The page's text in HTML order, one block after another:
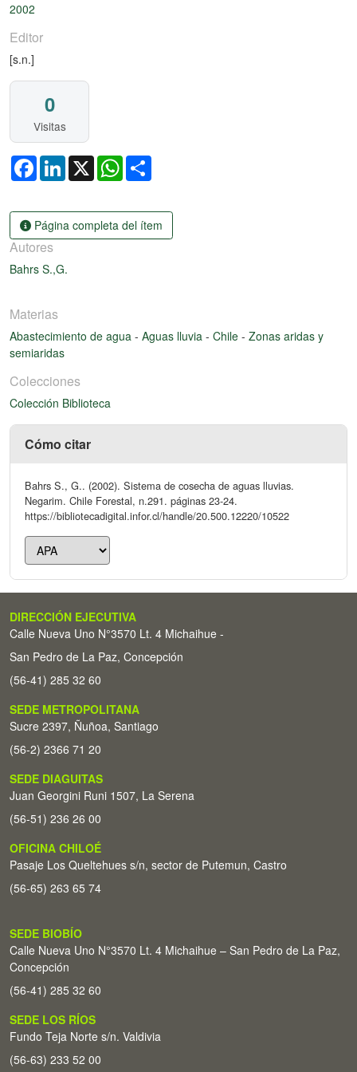
2002
Editor
[s.n.]
0
Visitas
FacebookLinkedIn
X WhatsApp
Página completa del ítem
Autores
Bahrs S.,G.
Materias
Abastecimiento de agua - Aguas lluvia - Chile - Zonas aridas y
semiaridas
Colecciones
Colección Biblioteca
Cómo citar
Bahrs S., G.. (2002). Sistema de cosecha de aguas lluvias.
Negarim. Chile Forestal, n.291. páginas 23-24.
https://bibliotecadigital.infor.cl/handle/20.500.12220/10522
DIRECCIÓN EJECUTIVA
Calle Nueva Uno N°3570 Lt. 4 Michaihue -
San Pedro de La Paz, Concepción
(56-41) 285 32 60
SEDE METROPOLITANA
Sucre 2397, Ñuñoa, Santiago
(56-2) 2366 71 20
SEDE DIAGUITAS
Juan Georgini Runi 1507, La Serena
(56-51) 236 26 00
OFICINA CHILOÉ
Pasaje Los Queltehues s/n, sector de Putemun, Castro
(56-65) 263 65 74
SEDE BIOBÍO
Calle Nueva Uno N°3570 Lt. 4 Michaihue – San Pedro de La Paz,
Concepción
(56-41) 285 32 60
SEDE LOS RÍOS
Fundo Teja Norte s/n. Valdivia
(56-63) 233 52 00